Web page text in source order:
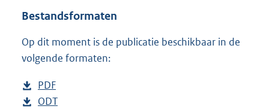
:
Bestandsformaten
Op dit moment is de publicatie beschikbaar in de
volgende formaten:
D
o
PDF
e
D
ODT